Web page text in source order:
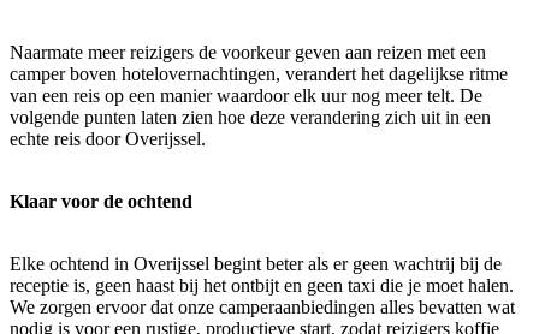
Naarmate meer reizigers de voorkeur geven aan reizen met een
camper boven hotelovernachtingen, verandert het dagelijkse ritme
van een reis op een manier waardoor elk uur nog meer telt. De
volgende punten laten zien hoe deze verandering zich uit in een
echte reis door Overijssel.
Klaar voor de ochtend
Elke ochtend in Overijssel begint beter als er geen wachtrij bij de
receptie is, geen haast bij het ontbijt en geen taxi die je moet halen.
We zorgen ervoor dat onze camperaanbiedingen alles bevatten wat
nodig is voor een rustige, productieve start, zodat reizigers koffie